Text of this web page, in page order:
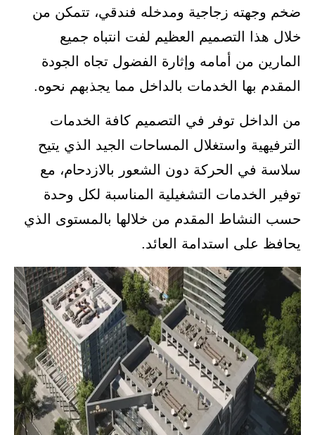
ضخم وجهته زجاجية ومدخله فندقي، تتمكن من
خلال هذا التصميم العظيم لفت انتباه جميع
المارين من أمامه وإثارة الفضول تجاه الجودة
المقدم بها الخدمات بالداخل مما يجذبهم نحوه.
من الداخل توفر في التصميم كافة الخدمات
الترفيهية واستغلال المساحات الجيد الذي يتيح
سلاسة في الحركة دون الشعور بالازدحام، مع
توفير الخدمات التشغيلية المناسبة لكل وحدة
حسب النشاط المقدم من خلالها بالمستوى الذي
يحافظ على استدامة العائد.